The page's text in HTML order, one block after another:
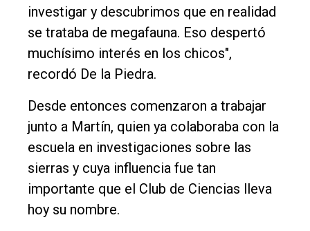
investigar y descubrimos que en realidad
se trataba de megafauna. Eso despertó
muchísimo interés en los chicos",
recordó De la Piedra.
Desde entonces comenzaron a trabajar
junto a Martín, quien ya colaboraba con la
escuela en investigaciones sobre las
sierras y cuya influencia fue tan
importante que el Club de Ciencias lleva
hoy su nombre.